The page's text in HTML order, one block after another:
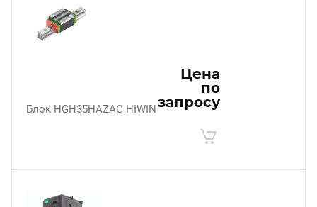
Блок HGH35HAZAC HIWIN
Цена
по
запросу